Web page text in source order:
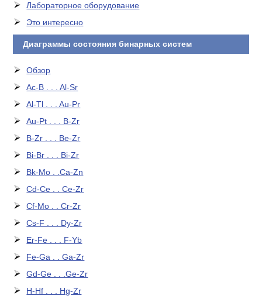
Лабораторное оборудование
Это интересно
Диаграммы состояния бинарных систем
Обзор
Ac-B . . . Al-Sr
Al-Tl . . . Au-Pr
Au-Pt . . . B-Zr
B-Zr . . . Be-Zr
Bi-Br . . . Bi-Zr
Bk-Mo . .Ca-Zn
Cd-Ce . . Ce-Zr
Cf-Mo . . Cr-Zr
Cs-F . . . Dy-Zr
Er-Fe . . . F-Yb
Fe-Ga . . Ga-Zr
Gd-Ge . . .Ge-Zr
H-Hf . . . Hg-Zr